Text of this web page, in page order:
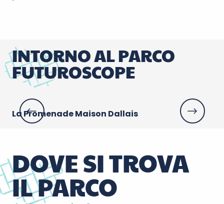
INTORNO AL PARCO
FUTUROSCOPE
La Promenade Maison Dallais
DOVE SI TROVA
IL PARCO